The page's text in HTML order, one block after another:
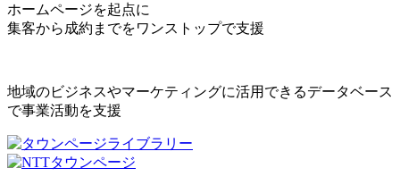
ホームページを起点に
集客から成約までをワンストップで支援
地域のビジネスやマーケティングに活用できるデータベース
で事業活動を支援